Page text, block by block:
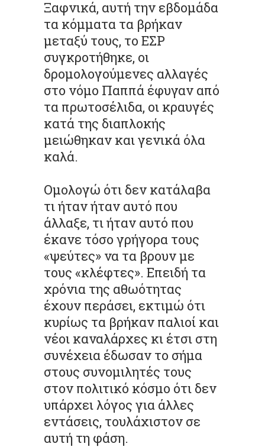
Ξαφνικά, αυτή την εβδομάδα
τα κόμματα τα βρήκαν
μεταξύ τους, το ΕΣΡ
συγκροτήθηκε, οι
δρομολογούμενες αλλαγές
στο νόμο Παππά έφυγαν από
τα πρωτοσέλιδα, οι κραυγές
κατά της διαπλοκής
μειώθηκαν και γενικά όλα
καλά.
Ομολογώ ότι δεν κατάλαβα
τι ήταν ήταν αυτό που
άλλαξε, τι ήταν αυτό που
έκανε τόσο γρήγορα τους
«ψεύτες» να τα βρουν με
τους «κλέφτες». Επειδή τα
χρόνια της αθωότητας
έχουν περάσει, εκτιμώ ότι
κυρίως τα βρήκαν παλιοί και
νέοι καναλάρχες κι έτσι στη
συνέχεια έδωσαν το σήμα
στους συνομιλητές τους
στον πολιτικό κόσμο ότι δεν
υπάρχει λόγος για άλλες
εντάσεις, τουλάχιστον σε
αυτή τη φάση.